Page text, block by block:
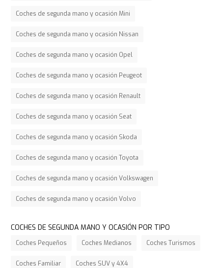
Coches de segunda mano y ocasión Mini
Coches de segunda mano y ocasión Nissan
Coches de segunda mano y ocasión Opel
Coches de segunda mano y ocasión Peugeot
Coches de segunda mano y ocasión Renault
Coches de segunda mano y ocasión Seat
Coches de segunda mano y ocasión Skoda
Coches de segunda mano y ocasión Toyota
Coches de segunda mano y ocasión Volkswagen
Coches de segunda mano y ocasión Volvo
COCHES DE SEGUNDA MANO Y OCASIÓN POR TIPO
Coches Pequeños Coches Medianos Coches Turismos
Coches Familiar Coches SUV y 4X4